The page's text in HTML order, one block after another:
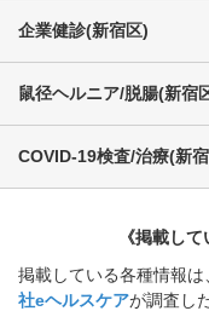
企業健診(新宿区)
鼠径ヘルニア/脱腸(新宿
COVID-19検査/治療(新
《掲載し
掲載している各種情報
社eヘルスケアが調査し